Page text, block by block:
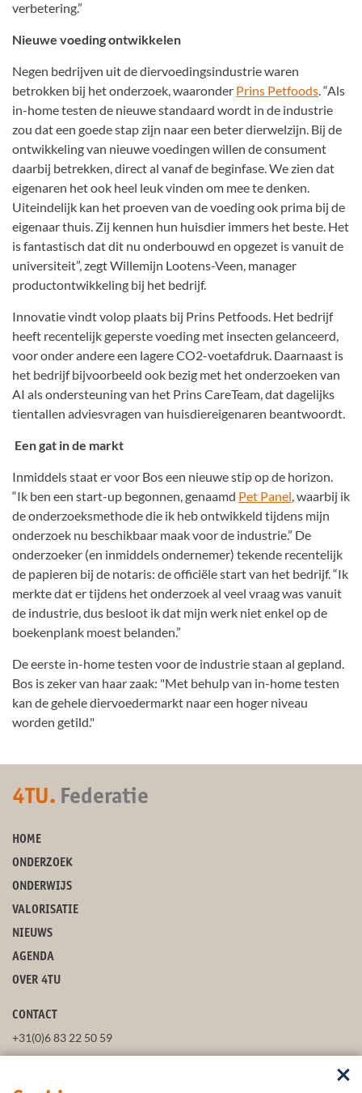
verbetering.”
Nieuwe voeding ontwikkelen
Negen bedrijven uit de diervoedingsindustrie waren
betrokken bij het onderzoek, waaronder Prins Petfoods. “Als
in-home testen de nieuwe standaard wordt in de industrie
zou dat een goede stap zijn naar een beter dierwelzijn. Bij de
ontwikkeling van nieuwe voedingen willen de consument
daarbij betrekken, direct al vanaf de beginfase. We zien dat
eigenaren het ook heel leuk vinden om mee te denken.
Uiteindelijk kan het proeven van de voeding ook prima bij de
eigenaar thuis. Zij kennen hun huisdier immers het beste. Het
is fantastisch dat dit nu onderbouwd en opgezet is vanuit de
universiteit”, zegt Willemijn Lootens-Veen, manager
productontwikkeling bij het bedrijf.
Innovatie vindt volop plaats bij Prins Petfoods. Het bedrijf
heeft recentelijk geperste voeding met insecten gelanceerd,
voor onder andere een lagere CO2-voetafdruk. Daarnaast is
het bedrijf bijvoorbeeld ook bezig met het onderzoeken van
AI als ondersteuning van het Prins CareTeam, dat dagelijks
tientallen adviesvragen van huisdiereigenaren beantwoordt.
Een gat in de markt
Inmiddels staat er voor Bos een nieuwe stip op de horizon.
“Ik ben een start-up begonnen, genaamd Pet Panel, waarbij ik
de onderzoeksmethode die ik heb ontwikkeld tijdens mijn
onderzoek nu beschikbaar maak voor de industrie.” De
onderzoeker (en inmiddels ondernemer) tekende recentelijk
de papieren bij de notaris: de officiële start van het bedrijf. “Ik
merkte dat er tijdens het onderzoek al veel vraag was vanuit
de industrie, dus besloot ik dat mijn werk niet enkel op de
boekenplank moest belanden.”
De eerste in-home testen voor de industrie staan al gepland.
Bos is zeker van haar zaak: "Met behulp van in-home testen
kan de gehele diervoedermarkt naar een hoger niveau
worden getild."
4TU. Federatie
HOME
ONDERZOEK
ONDERWIJS
VALORISATIE
NIEUWS
AGENDA
OVER 4TU
CONTACT
+31(0)6 83 22 50 59